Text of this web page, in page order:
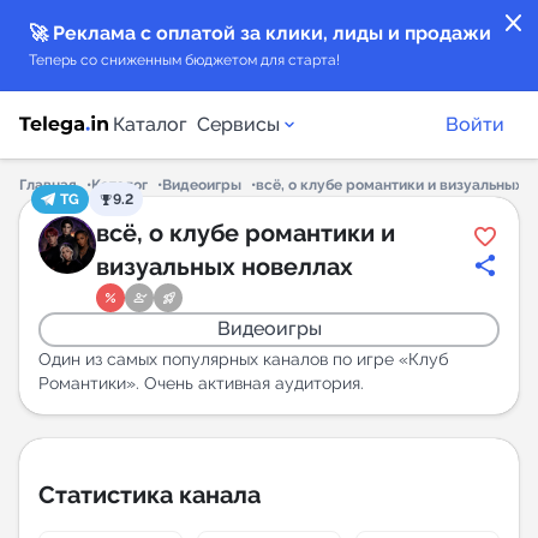
close
🚀 Реклама с оплатой за клики, лиды и продажи
Теперь со сниженным бюджетом для старта!
Каталог Сервисы
Каталог каналов
Каталог ботов
Горящие предложения
Индекс читаемости каналов в Telegram
New
Аналитика MAX каналов
Войти
Главная Каталог Видеоигры
всё, о клубе романтики и визуальных
TG
9.2
всё, о клубе романтики и
визуальных новеллах
Видеоигры
Один из самых популярных каналов по игре «Клуб
Романтики». Очень активная аудитория.
Статистика канала